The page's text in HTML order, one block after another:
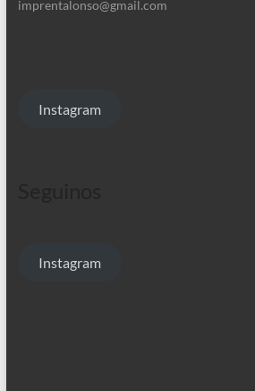
imprentalonso@gmail.com
Instagram
Instagram